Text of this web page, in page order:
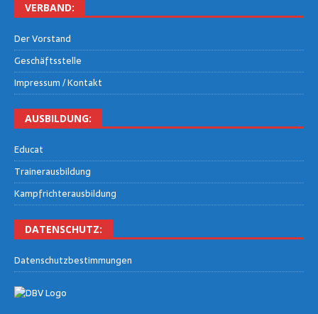
VER­BAND:
Der Vor­stand
Geschäfts­stel­le
Impres­sum / Kontakt
AUS­BIL­DUNG:
Edu­cat
Trai­ner­aus­bil­dung
Kampf­rich­ter­aus­bil­dung
DATEN­SCHUTZ:
Daten­schutz­be­stim­mun­gen